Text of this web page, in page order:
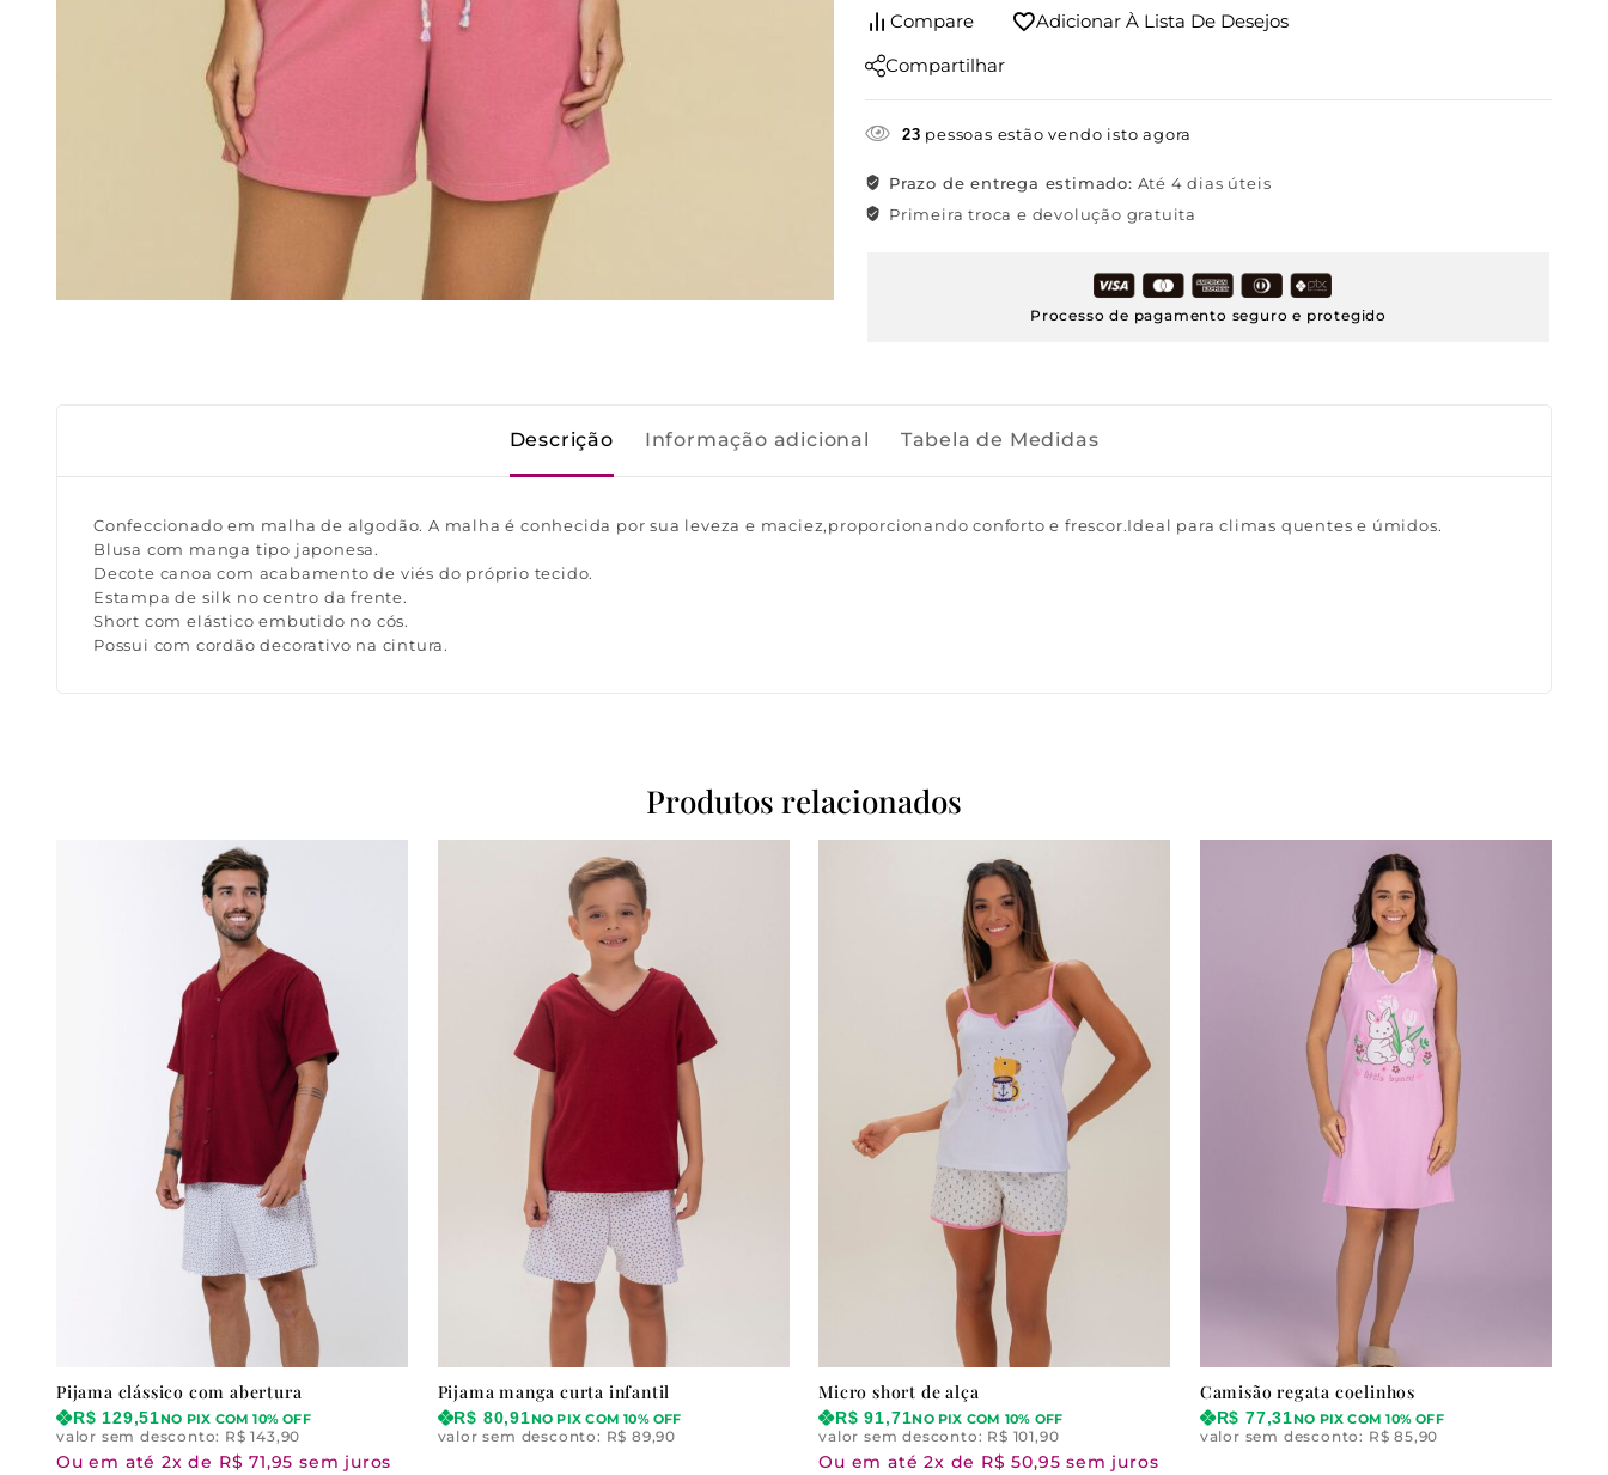
Compare
Adicionar À Lista De Desejos
Compartilhar
23 pessoas estão vendo isto agora
Prazo de entrega estimado: Até 4 dias úteis
Primeira troca e devolução gratuita
Processo de pagamento seguro e protegido
Descrição Informação adicional Tabela de Medidas
Confeccionado em malha de algodão. A malha é conhecida por sua leveza e maciez,proporcionando conforto e frescor.Ideal para climas quentes e úmidos.
Blusa com manga tipo japonesa.
Decote canoa com acabamento de viés do próprio tecido.
Estampa de silk no centro da frente.
Short com elástico embutido no cós.
Possui com cordão decorativo na cintura.
Produtos relacionados
Pijama clássico com abertura
R$ 129,51NO PIX COM 10% OFF
valor sem desconto: R$ 143,90
Ou em até 2x de R$ 71,95 sem juros
Pijama manga curta infantil
R$ 80,91NO PIX COM 10% OFF
valor sem desconto: R$ 89,90
Micro short de alça
R$ 91,71NO PIX COM 10% OFF
valor sem desconto: R$ 101,90
Ou em até 2x de R$ 50,95 sem juros
Camisão regata coelinhos
R$ 77,31NO PIX COM 10% OFF
valor sem desconto: R$ 85,90